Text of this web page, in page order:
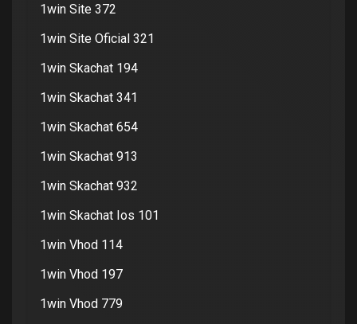
1win Site 372
1win Site Oficial 321
1win Skachat 194
1win Skachat 341
1win Skachat 654
1win Skachat 913
1win Skachat 932
1win Skachat Ios 101
1win Vhod 114
1win Vhod 197
1win Vhod 779